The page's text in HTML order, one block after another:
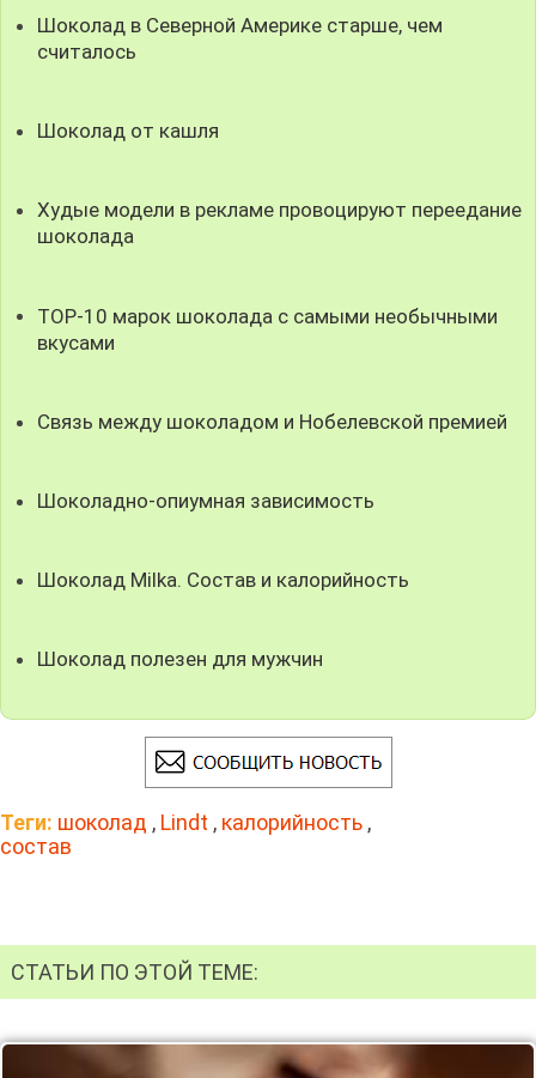
Шоколад в Северной Америке старше, чем
считалось
Шоколад от кашля
Худые модели в рекламе провоцируют переедание
шоколада
TOP-10 марок шоколада с самыми необычными
вкусами
Связь между шоколадом и Нобелевской премией
Шоколадно-опиумная зависимость
Шоколад Milka. Состав и калорийность
Шоколад полезен для мужчин
Теги: шоколад , Lindt , калорийность ,
состав
СТАТЬИ ПО ЭТОЙ ТЕМЕ: